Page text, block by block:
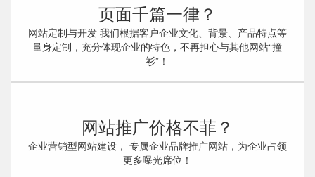
页面千篇一律？
网站定制与开发 我们根据客户企业文化、背景、产品特点等
量身定制，充分体现企业的特色，不再担心与其他网站“撞
衫”！
网站推广价格不菲？
企业营销型网站建设， 专属企业品牌推广网站，为企业占领
更多曝光席位！